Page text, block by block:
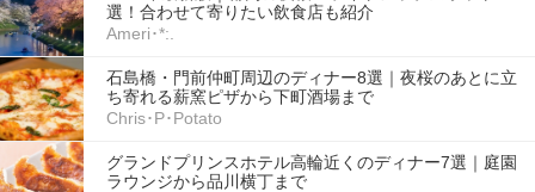
選！合わせて寄りたい飲食店も紹介
Ameri･*:.
石島橋・門前仲町周辺のディナー8選｜夜桜のあとに立
ち寄れる薪窯ピザから下町酒場まで
Chris･P･Potato
グランドプリンスホテル高輪近くのディナー7選｜庭園
ラウンジから品川横丁まで